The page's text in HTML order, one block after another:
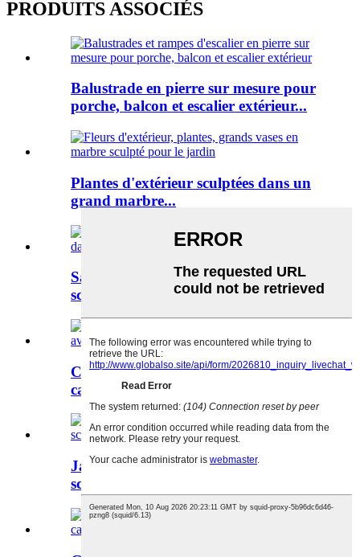
PRODUITS ASSOCIÉS
Balustrade en pierre sur mesure pour
porche, balcon et escalier extérieur...
Plantes d'extérieur sculptées dans un
grand marbre...
Salon sur mesure en marbre blanc
sculpté...
Cheminée classique en pierre naturelle
calcaire...
Jardin extérieur avec toit en métal,
sculpture en marbre et pierre...